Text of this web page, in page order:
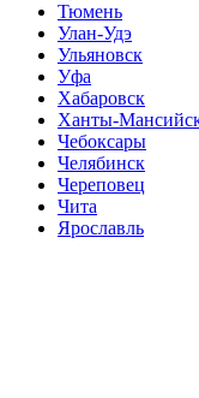
Тюмень
Улан-Удэ
Ульяновск
Уфа
Хабаровск
Ханты-
Чебоксары
Челябинск
Череповец
Чита
Ярославль